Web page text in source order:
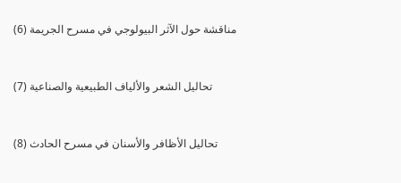
(6) مناقشة حول الآثر البيولوجي في مسرح الجريمة
(7) تحاليل الشعر والألياف الطبيعية والصناعية
(8) تحاليل الأظافر والأسنان في مسرح الحادث